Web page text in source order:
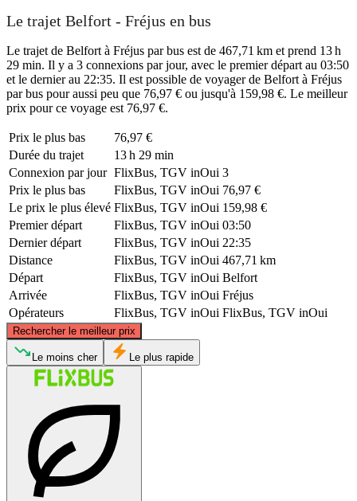
Le trajet Belfort - Fréjus en bus
Le trajet de Belfort à Fréjus par bus est de 467,71 km et prend 13 h
29 min. Il y a 3 connexions par jour, avec le premier départ au 03:50
et le dernier au 22:35. Il est possible de voyager de Belfort à Fréjus
par bus pour aussi peu que 76,97 € ou jusqu'à 159,98 €. Le meilleur
prix pour ce voyage est 76,97 €.
Prix ​​le plus bas
76,97 €
Durée du trajet
13 h 29 min
Connexion par jour FlixBus, TGV inOui 3
Prix ​​le plus bas
FlixBus, TGV inOui 76,97 €
Le prix le plus élevé FlixBus, TGV inOui 159,98 €
Premier départ
FlixBus, TGV inOui 03:50
Dernier départ
FlixBus, TGV inOui 22:35
Distance
FlixBus, TGV inOui 467,71 km
Départ
FlixBus, TGV inOui Belfort
Arrivée
FlixBus, TGV inOui Fréjus
Opérateurs
FlixBus, TGV inOui FlixBus, TGV inOui
Rechercher le meilleur prix
Belfort
© CARTO, ©OpenStreetMapcontributors
Le moins cher Le plus rapide